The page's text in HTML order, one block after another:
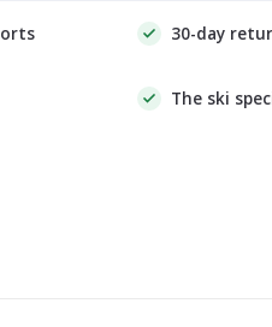
30-day
The ski